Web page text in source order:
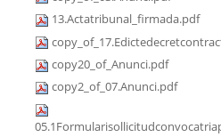
13.Actatribunal_firmada.pdf
copy20_of_Anunci.pdf
copy2_of_07.Anunci.pdf